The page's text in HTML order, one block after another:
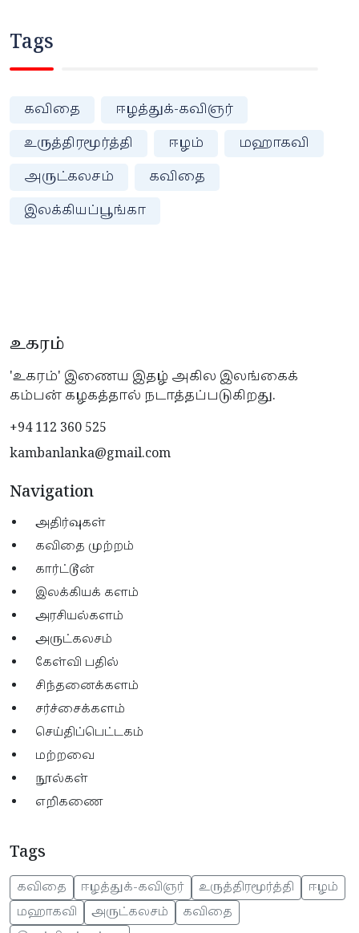
Tags
கவிதை
ஈழத்துக்-கவிஞர்
உருத்திரமூர்த்தி
ஈழம்
மஹாகவி
அருட்கலசம்
கவிதை
இலக்கியப்பூங்கா
உகரம்
'உகரம்' இணைய இதழ் அகில இலங்கைக்
கம்பன் கழகத்தால் நடாத்தப்படுகிறது.
+94 112 360 525
kambanlanka@gmail.com
Navigation
அதிர்வுகள்
கவிதை முற்றம்
கார்ட்டூன்
இலக்கியக் களம்
அரசியல்களம்
அருட்கலசம்
கேள்வி பதில்
சிந்தனைக்களம்
சர்ச்சைக்களம்
செய்திப்பெட்டகம்
மற்றவை
நூல்கள்
எறிகணை
Tags
கவிதை ஈழத்துக்-கவிஞர் உருத்திரமூர்த்தி
ஈழம்
மஹாகவி
அருட்கலசம்
கவிதை